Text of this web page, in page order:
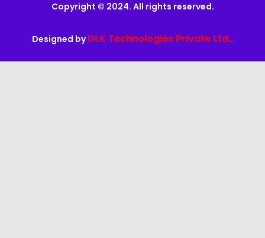
Copyright © 2024. All rights reserved.
Designed byDLK Technologies Private Ltd.,